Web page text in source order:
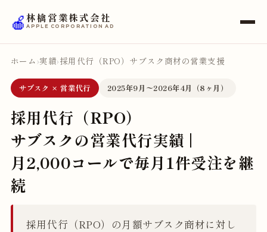
🍎林檎営業株式会社
APPLE CORPORATION AD
ホーム ›実績›採用代行（RPO）サブスク商材の営業支援
サブスク × 営業代行 2025年9月〜2026年4月（8ヶ月）
採用代行（RPO）
サブスクの営業代行実績 |
月2,000コールで毎月1件受注を継
続
採用代行（RPO）の月額サブスク商材に対し